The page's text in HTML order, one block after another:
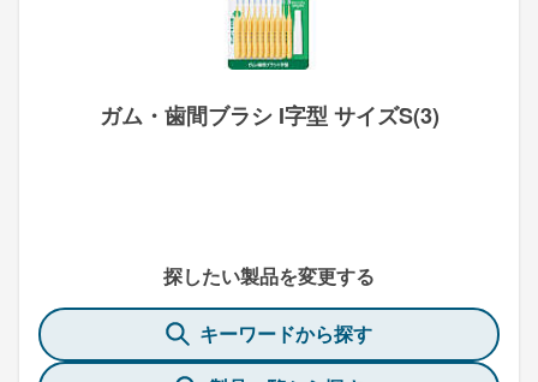
ガム・歯間ブラシ I字型 サイズS(3)
探したい製品を変更する
キーワードから探す